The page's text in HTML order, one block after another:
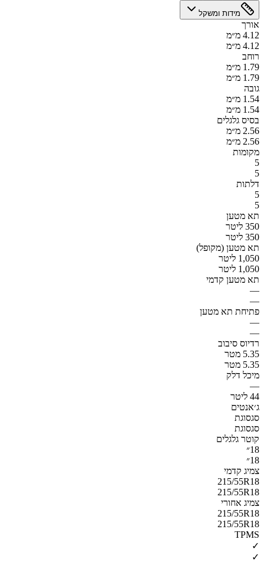
מידות ומשקל
אורך
4.12 מ״מ
4.12 מ״מ
רוחב
1.79 מ״מ
1.79 מ״מ
גובה
1.54 מ״מ
1.54 מ״מ
בסיס גלגלים
2.56 מ״מ
2.56 מ״מ
מקומות
5
5
דלתות
5
5
תא מטען
350 ליטר
350 ליטר
תא מטען (מקופל)
1,050 ליטר
1,050 ליטר
תא מטען קדמי
—
—
פתיחת תא מטען
—
—
רדיוס סיבוב
5.35 מטר
5.35 מטר
מיכל דלק
—
44 ליטר
ג׳אנטים
סגסוגת
סגסוגת
קוטר גלגלים
18״
18״
צמיג קדמי
215/55R18
215/55R18
צמיג אחורי
215/55R18
215/55R18
TPMS
✓
✓